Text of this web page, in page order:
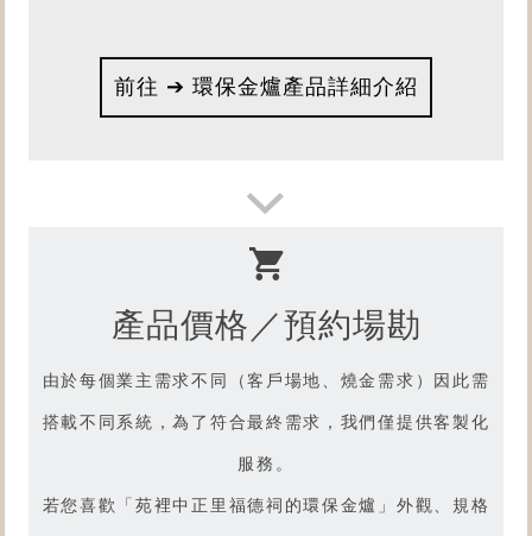
前往 ➔ 環保金爐產品詳細介紹
產品價格／預約場勘
由於每個業主需求不同（客戶場地、燒金需求）因此需
搭載不同系統，為了符合最終需求，我們僅提供客製化
服務。
若您喜歡「苑裡中正里福德祠的環保金爐 」外觀、規格